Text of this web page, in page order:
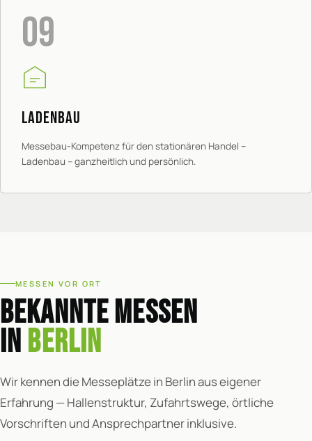
09
LADENBAU
Messebau-Kompetenz für den stationären Handel –
Ladenbau – ganzheitlich und persönlich.
MESSEN VOR ORT
BEKANNTE MESSEN
INBERLIN
Wir kennen die Messeplätze in Berlin aus eigener
Erfahrung — Hallenstruktur, Zufahrtswege, örtliche
Vorschriften und Ansprechpartner inklusive.